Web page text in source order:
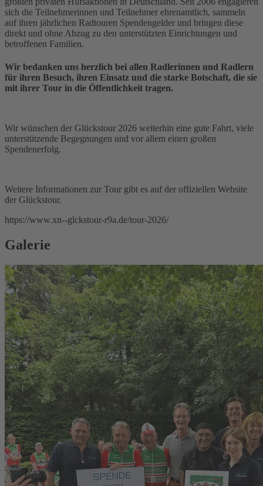
sich die Teilnehmerinnen und Teilnehmer ehrenamtlich, sammeln
auf ihren jährlichen Radtouren Spendengelder und bringen diese
direkt und ohne Abzug zu den unterstützten Einrichtungen und
betroffenen Familien.
Wir bedanken uns herzlich bei allen Radlerinnen und Radlern
für ihren Besuch, ihren Einsatz und die starke Botschaft, die sie
mit ihrer Tour in die Öffentlichkeit tragen.
Wir wünschen der Glückstour 2026 weiterhin eine gute Fahrt, viele
unterstützende Begegnungen und vor allem einen großen
Spendenerfolg.
Weitere Informationen zur Tour gibt es auf der offiziellen Website
der Glückstour.
https://www.xn--glckstour-r9a.de/tour-2026/
Galerie